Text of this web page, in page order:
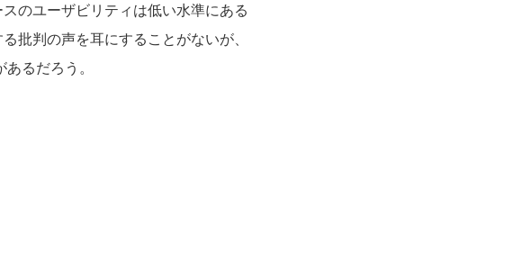
のユーザビリティは低い水準にある
批判の声を耳にすることがないが、
るだろう。